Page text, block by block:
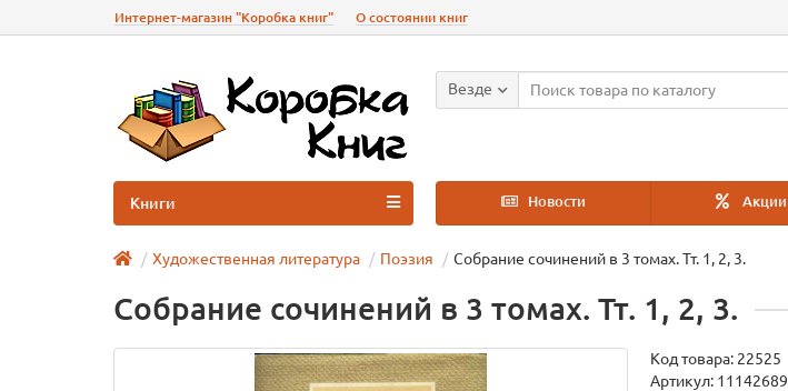
Интернет-магазин "Коробка книг" О состоянии книг
Везде
Новости Акции
Книги
Художественная литература Поэзия Собрание сочинений в 3 томах. Тт. 1, 2, 3.
Собрание сочинений в 3 томах. Тт. 1, 2, 3.
Код товара: 22525
Артикул: 11142689